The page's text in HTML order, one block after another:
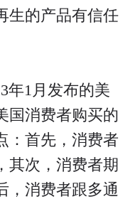
生的产品有信任
年1月发布的美
国消费者购买的
：首先，消费者
其次，消费者期
，消费者跟多通